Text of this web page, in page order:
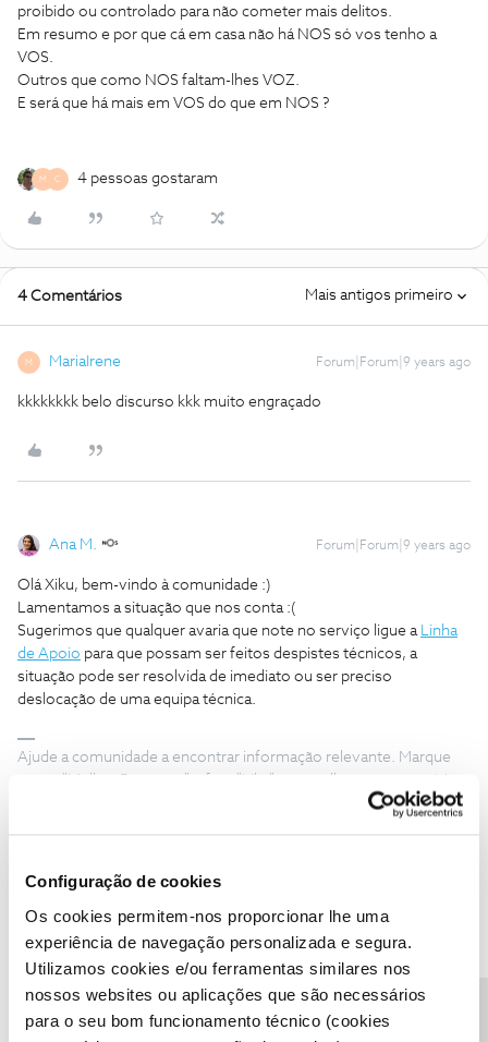
Configuração de cookies
Os cookies permitem-nos proporcionar lhe uma
experiência de navegação personalizada e segura.
Utilizamos cookies e/ou ferramentas similares nos
nossos websites ou aplicações que são necessários
para o seu bom funcionamento técnico (cookies
proibido ou controlado para não cometer mais delitos.
Em resumo e por que cá em casa não há NOS só vos tenho a
VOS.
Outros que como NOS faltam-lhes VOZ.
E será que há mais em VOS do que em NOS ?
M C 4 pessoas gostaram
4 Comentários Mais antigos primeiro
M MariaIrene Forum|Forum|9 years ago
kkkkkkkk belo discurso kkk muito engraçado
Ana M. Forum|Forum|9 years ago
Olá Xiku, bem-vindo à comunidade :)
Lamentamos a situação que nos conta :(
Sugerimos que qualquer avaria que note no serviço ligue a Linha
de Apoio para que possam ser feitos despistes técnicos, a
situação pode ser resolvida de imediato ou ser preciso
deslocação de uma equipa técnica.
Ajude a comunidade a encontrar informação relevante. Marque
L Luis Duarte Forum|Forum|9 years ago
Começo a achar que há males que vêm por bem... tenho IRIS que
funciona bem, já sem fidelização e a NOS não quis negociar o
UMA e refidelizar-me porque nesta fase "não dão descontos"!
Achei ridícula e inesperada a abordagem comercial (basicamente